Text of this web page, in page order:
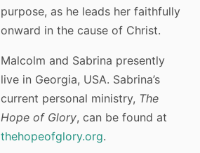
purpose, as he leads her faithfully
onward in the cause of Christ.
Malcolm and Sabrina presently
live in Georgia, USA. Sabrina’s
current personal ministry, The
Hope of Glory, can be found at
thehopeofglory.org.